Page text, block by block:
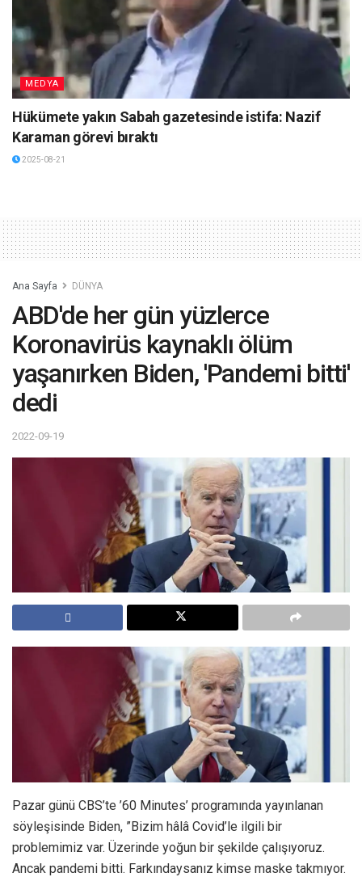
MEDYA
Hükümete yakın Sabah gazetesinde istifa: Nazif
Karaman görevi bıraktı
2025-08-21
Ana Sayfa DÜNYA
ABD'de her gün yüzlerce
Koronavirüs kaynaklı ölüm
yaşanırken Biden, 'Pandemi bitti'
dedi
2022-09-19
Pazar günü CBS’te ’60 Minutes’ programında yayınlanan
söyleşisinde Biden, ”Bizim hâlâ Covid’le ilgili bir
problemimiz var. Üzerinde yoğun bir şekilde çalışıyoruz.
Ancak pandemi bitti. Farkındaysanız kimse maske takmıyor.